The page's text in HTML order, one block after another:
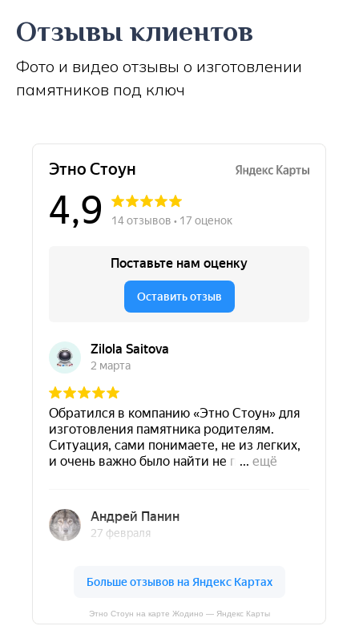
Отзывы клиентов
Фото и видео отзывы о изготовлении
памятников под ключ
Этно Стоун на карте Жодино — Яндекс Карты